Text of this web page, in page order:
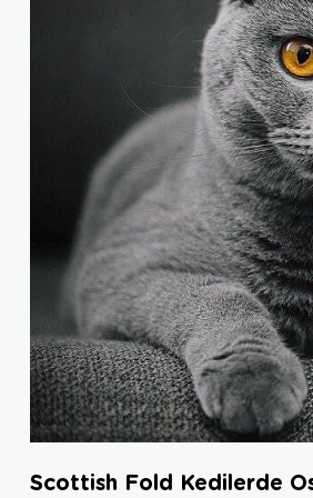
Scottish Fold Kedilerde